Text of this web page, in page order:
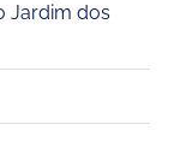
Jardim dos